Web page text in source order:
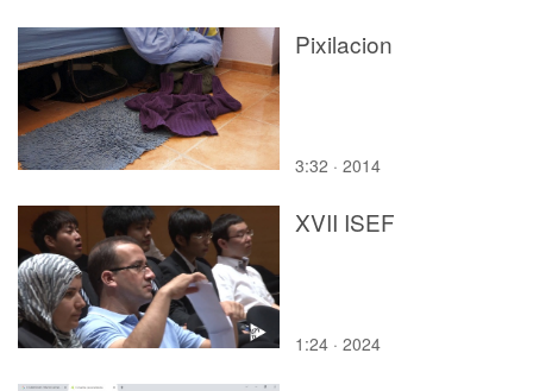
Pixilacion
3:32 · 2014
XVII ISEF
1:24 · 2024